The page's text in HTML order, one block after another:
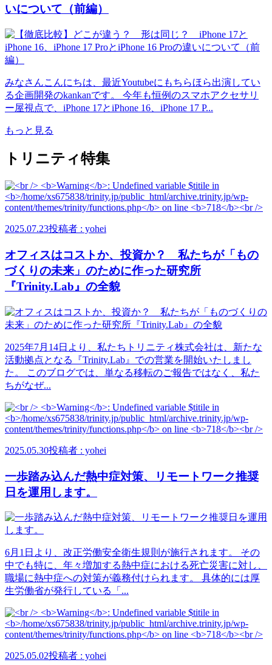
いについて（前編）
みなさんこんにちは、最近Youtubeにもちらほら出演してい
る企画開発のkankanです。 今年も恒例のスマホアクセサリ
ー屋視点で、iPhone 17とiPhone 16、iPhone 17 P...
もっと見る
トリニティ特集
2025.07.23投稿者 : yohei
オフィスはコストか、投資か？ 私たちが「もの
づくりの未来」のために作った研究所
『Trinity.Lab』の全貌
2025年7月14日より、私たちトリニティ株式会社は、新たな
活動拠点となる『Trinity.Lab』での営業を開始いたしまし
た。 このブログでは、単なる移転のご報告ではなく、私た
ちがなぜ...
2025.05.30投稿者 : yohei
一歩踏み込んだ熱中症対策、リモートワーク推奨
日を運用します。
6月1日より、改正労働安全衛生規則が施行されます。 その
中でも特に、年々増加する熱中症における死亡災害に対し、
職場に熱中症への対策が義務付けられます。 具体的には厚
生労働省が発行している「...
2025.05.02投稿者 : yohei